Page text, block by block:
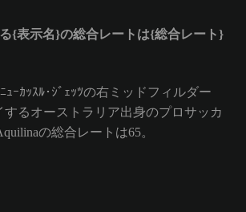
{表示名}の総合レートは{総合レート}
ｭｰｶｯｽﾙ･ｼﾞｪｯﾂの右ミッドフィルダー
するオーストラリア出身のプロサッカ
の総合レートは65。